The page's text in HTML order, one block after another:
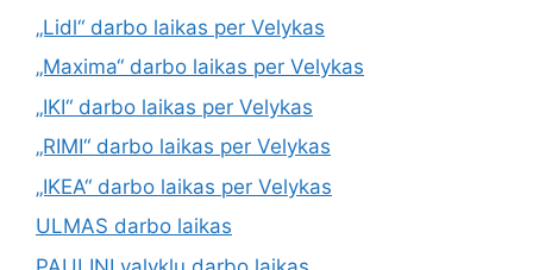
„Lidl“ darbo laikas per Velykas
„Maxima“ darbo laikas per Velykas
„IKI“ darbo laikas per Velykas
„RIMI“ darbo laikas per Velykas
„IKEA“ darbo laikas per Velykas
ULMAS darbo laikas